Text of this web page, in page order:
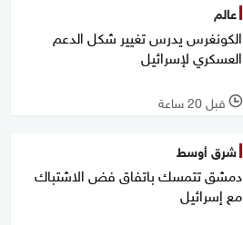
عالم
الكونغرس يدرس تغيير شكل الدعم
العسكري لإسرائيل
l قبل 20 ساعة
شرق أوسط
دمشق تتمسك باتفاق فض الاشتباك
مع إسرائيل